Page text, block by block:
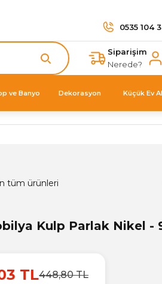
0535 104
Siparişim
Nerede?
ve Banyo Dekorasyon Küçük Ev
tüm ürünleri
Kulp Parlak Nikel -
TL448,80 TL